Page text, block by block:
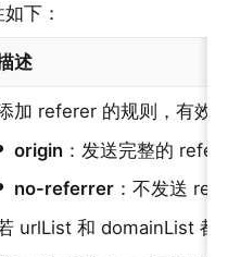
下：
述
加 referer 的规则，有效
origin ：发送完整的
no-referrer：不发送
urlList 和 domainList 都